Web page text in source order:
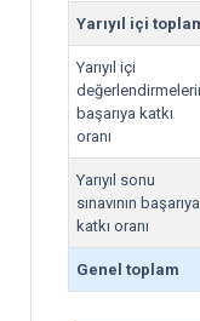
Yarıyıl içi
Yarıyıl içi
başarıya katkı
oranı
Yarıyıl sonu
sınavının başarıya
katkı oranı
Genel toplam